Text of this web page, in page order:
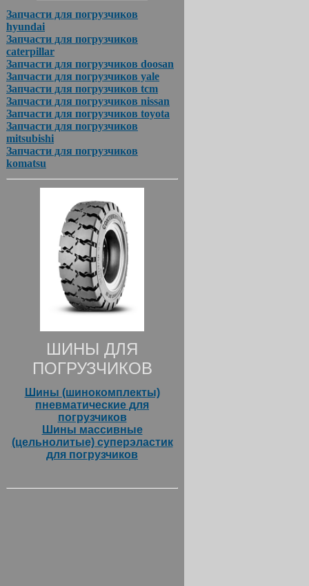
Запчасти для погрузчиков
hyundai
Запчасти для погрузчиков
caterpillar
Запчасти для погрузчиков doosan
Запчасти для погрузчиков yale
Запчасти для погрузчиков tcm
Запчасти для погрузчиков nissan
Запчасти для погрузчиков toyota
Запчасти для погрузчиков
mitsubishi
Запчасти для погрузчиков
komatsu
ШИНЫ ДЛЯ
ПОГРУЗЧИКОВ
Шины (шинокомплекты)
пневматические для
погрузчиков
Шины массивные
(цельнолитые) суперэластик
для погрузчиков